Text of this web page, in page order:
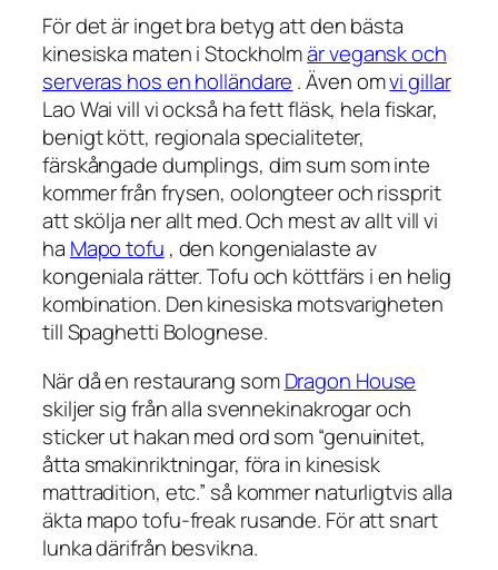
För det är inget bra betyg att den bästa
kinesiska maten i Stockholmär vegansk och
serveras hos en holländare . Även omvi gillar
Lao Wai vill vi också ha fett fläsk, hela fiskar,
benigt kött, regionala specialiteter,
färskångade dumplings, dim sum som inte
kommer från frysen, oolongteer och rissprit
att skölja ner allt med. Och mest av allt vill vi
ha Mapo tofu , den kongenialaste av
kongeniala rätter. Tofu och köttfärs i en helig
kombination. Den kinesiska motsvarigheten
till Spaghetti Bolognese.
När då en restaurang somDragon House
skiljer sig från alla svennekinakrogar och
sticker ut hakan med ord som “genuinitet,
åtta smakinriktningar, föra in kinesisk
mattradition, etc.” så kommer naturligtvis alla
äkta mapo tofu-freak rusande. För att snart
lunka därifrån besvikna.